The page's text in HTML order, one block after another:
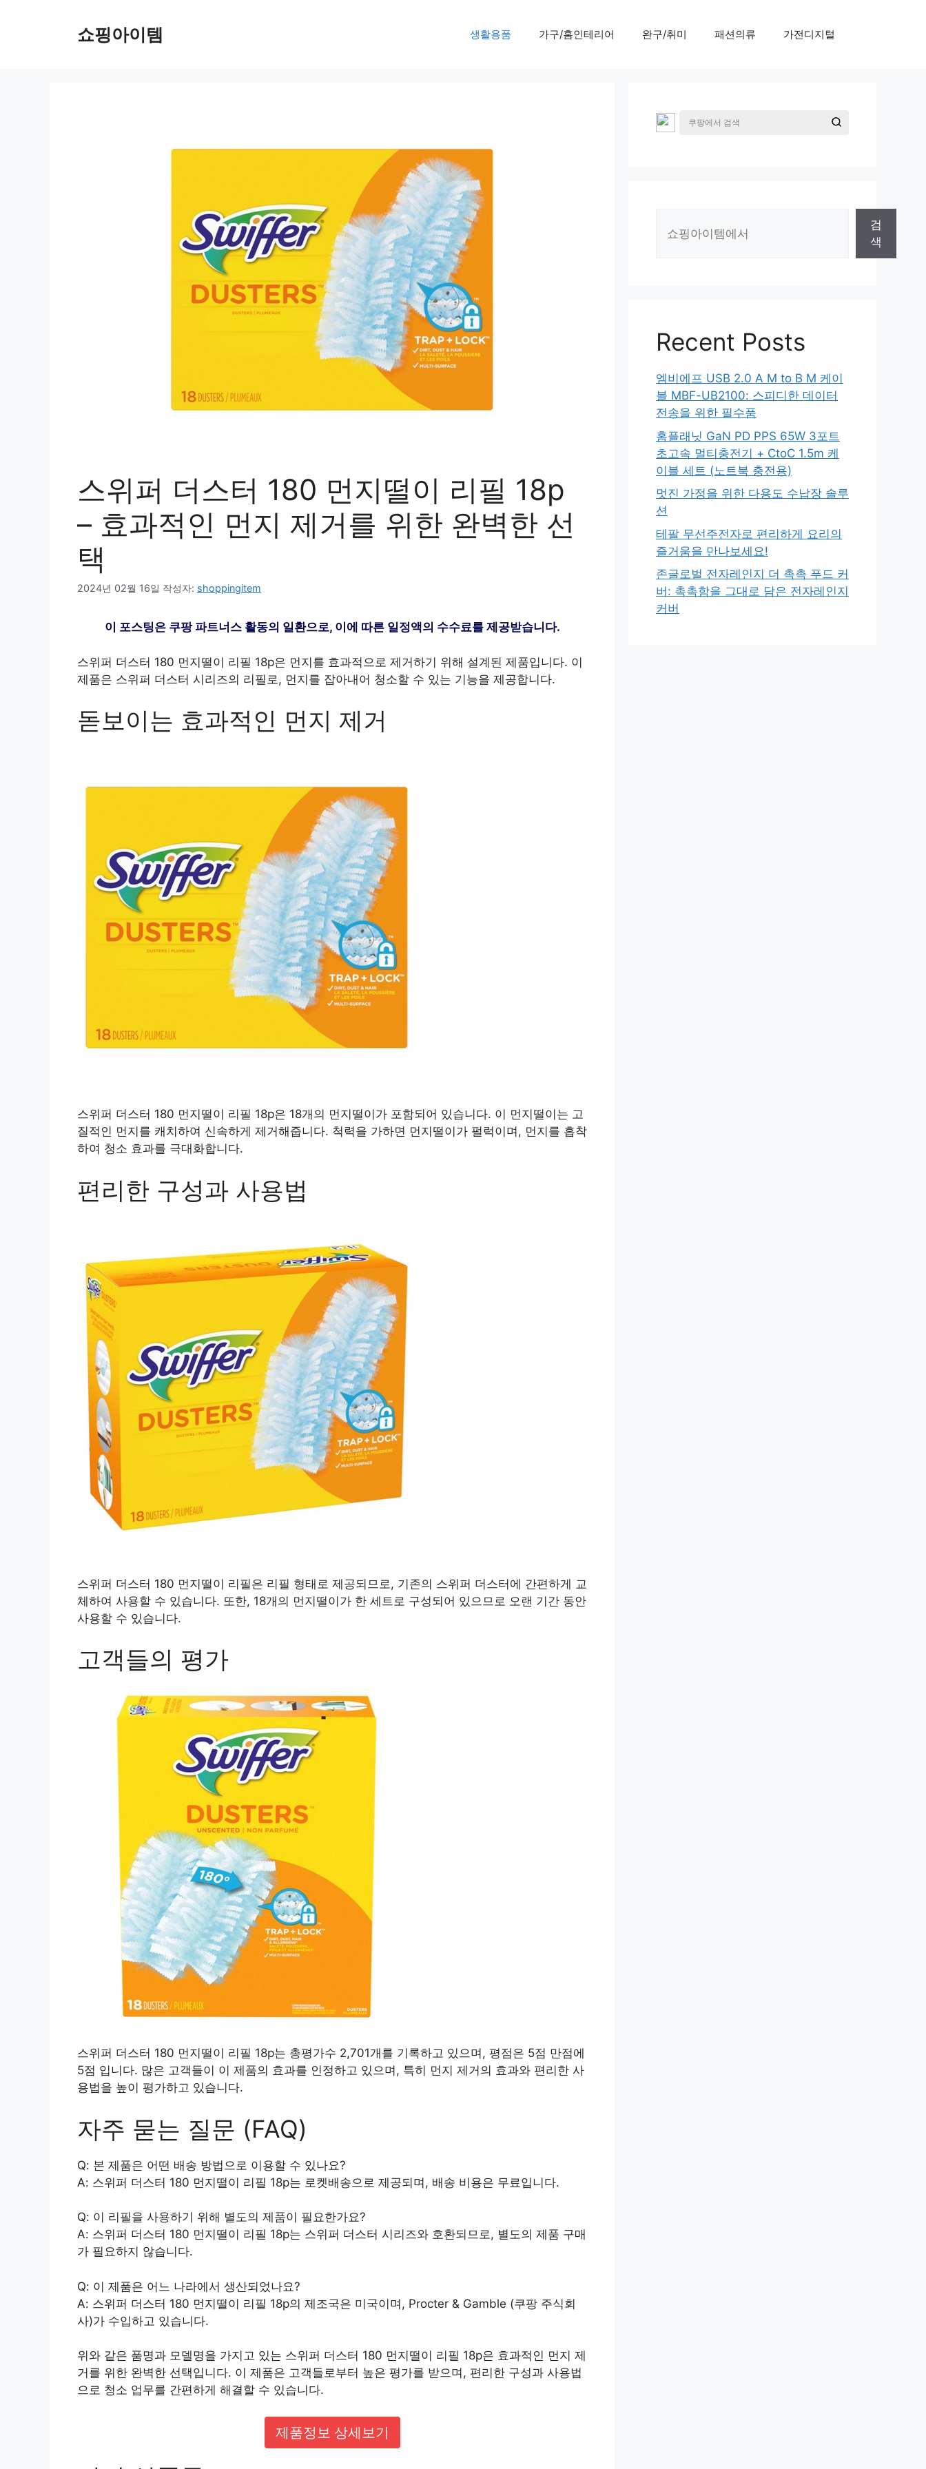
쇼핑아이템 생활용품 가구/홈인테리어 완구/취미 패션의류 가전디지털
스위퍼 더스터 180 먼지떨이 리필 18p
– 효과적인 먼지 제거를 위한 완벽한 선
택
2024년 02월 16일 작성자: shoppingitem
이 포스팅은 쿠팡 파트너스 활동의 일환으로, 이에 따른 일정액의 수수료를 제공받습니다.
스위퍼 더스터 180 먼지떨이 리필 18p은 먼지를 효과적으로 제거하기 위해 설계된 제품입니다. 이
제품은 스위퍼 더스터 시리즈의 리필로, 먼지를 잡아내어 청소할 수 있는 기능을 제공합니다.
돋보이는 효과적인 먼지 제거
스위퍼 더스터 180 먼지떨이 리필 18p은 18개의 먼지떨이가 포함되어 있습니다. 이 먼지떨이는 고
질적인 먼지를 캐치하여 신속하게 제거해줍니다. 척력을 가하면 먼지떨이가 펄럭이며, 먼지를 흡착
하여 청소 효과를 극대화합니다.
편리한 구성과 사용법
스위퍼 더스터 180 먼지떨이 리필은 리필 형태로 제공되므로, 기존의 스위퍼 더스터에 간편하게 교
체하여 사용할 수 있습니다. 또한, 18개의 먼지떨이가 한 세트로 구성되어 있으므로 오랜 기간 동안
사용할 수 있습니다.
고객들의 평가
스위퍼 더스터 180 먼지떨이 리필 18p는 총평가수 2,701개를 기록하고 있으며, 평점은 5점 만점에
5점 입니다. 많은 고객들이 이 제품의 효과를 인정하고 있으며, 특히 먼지 제거의 효과와 편리한 사
용법을 높이 평가하고 있습니다.
자주 묻는 질문 (FAQ)
Q: 본 제품은 어떤 배송 방법으로 이용할 수 있나요?
A: 스위퍼 더스터 180 먼지떨이 리필 18p는 로켓배송으로 제공되며, 배송 비용은 무료입니다.
Q: 이 리필을 사용하기 위해 별도의 제품이 필요한가요?
A: 스위퍼 더스터 180 먼지떨이 리필 18p는 스위퍼 더스터 시리즈와 호환되므로, 별도의 제품 구매
가 필요하지 않습니다.
Q: 이 제품은 어느 나라에서 생산되었나요?
A: 스위퍼 더스터 180 먼지떨이 리필 18p의 제조국은 미국이며, Procter & Gamble (쿠팡 주식회
사)가 수입하고 있습니다.
위와 같은 품명과 모델명을 가지고 있는 스위퍼 더스터 180 먼지떨이 리필 18p은 효과적인 먼지 제
거를 위한 완벽한 선택입니다. 이 제품은 고객들로부터 높은 평가를 받으며, 편리한 구성과 사용법
으로 청소 업무를 간편하게 해결할 수 있습니다.
제품정보 상세보기
검
색
Recent Posts
엠비에프 USB 2.0 A M to B M 케이
블 MBF-UB2100: 스피디한 데이터
전송을 위한 필수품
홈플래닛 GaN PD PPS 65W 3포트
초고속 멀티충전기 + CtoC 1.5m 케
이블 세트 (노트북 충전용)
멋진 가정을 위한 다용도 수납장 솔루
션
테팔 무선주전자로 편리하게 요리의
즐거움을 만나보세요!
존글로벌 전자레인지 더 촉촉 푸드 커
버: 촉촉함을 그대로 담은 전자레인지
커버